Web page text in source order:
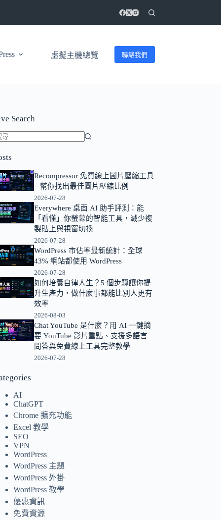
虛擬主機總覽 聯絡我們
Search
Recompressor 免費線上圖片壓縮工具
– 幫你找出最佳圖片壓縮比例
2026-07-28
Everywhere 桌面 AI 助手評測：能
「看懂」你螢幕的智能工具，減少複
製貼上與視窗切換
2026-07-28
WordPress 市佔率最新統計：全球
43% 網站都使用 WordPress
2026-07-28
如何培養自律人生？5 個步驟讓你提
升生產力，做什麼事都能比別人更有
效率
2026-08-03
Chat YouTube 是什麼？用 AI 一鍵摘
要 YouTube 影片重點、支援多語言
問答與免費線上工具完整教學
2026-07-28
AI
ChatGPT
Chrome 擴充功能
Excel 教學
SEO
VPN
WordPress
WordPress 主題
WordPress 外掛
WordPress 教學
優惠資訊
免費資源